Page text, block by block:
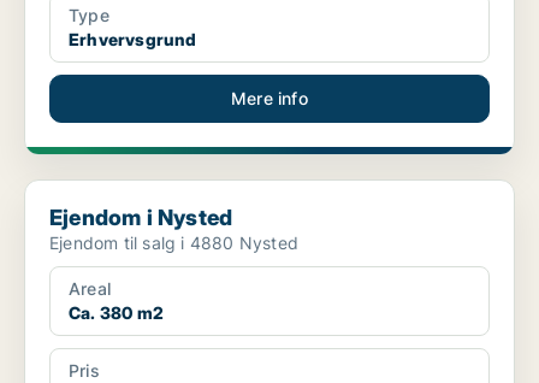
Type
Erhvervsgrund
Mere info
Ejendom i Nysted
Ejendom i Nysted
Ejendom til salg i 4880 Nysted
Areal
Ca. 380 m2
Pris